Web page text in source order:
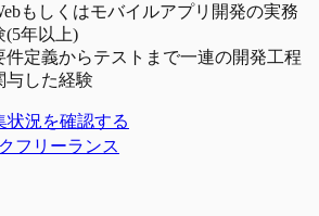
もしくはモバイルアプリ開発の実務
(5年以上)
件定義からテストまで一連の開発工程
与した経験
状況を確認する
フリーランス